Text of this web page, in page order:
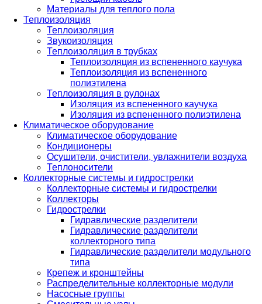
Материалы для теплого пола
Теплоизоляция
Теплоизоляция
Звукоизоляция
Теплоизоляция в трубках
Теплоизоляция из вспененного каучука
Теплоизоляция из вспененного
полиэтилена
Теплоизоляция в рулонах
Изоляция из вспененного каучука
Изоляция из вспененного полиэтилена
Климатическое оборудование
Климатическое оборудование
Кондиционеры
Осушители, очистители, увлажнители воздуха
Теплоносители
Коллекторные системы и гидрострелки
Коллекторные системы и гидрострелки
Коллекторы
Гидрострелки
Гидравлические разделители
Гидравлические разделители
коллекторного типа
Гидравлические разделители модульного
типа
Крепеж и кронштейны
Распределительные коллекторные модули
Насосные группы